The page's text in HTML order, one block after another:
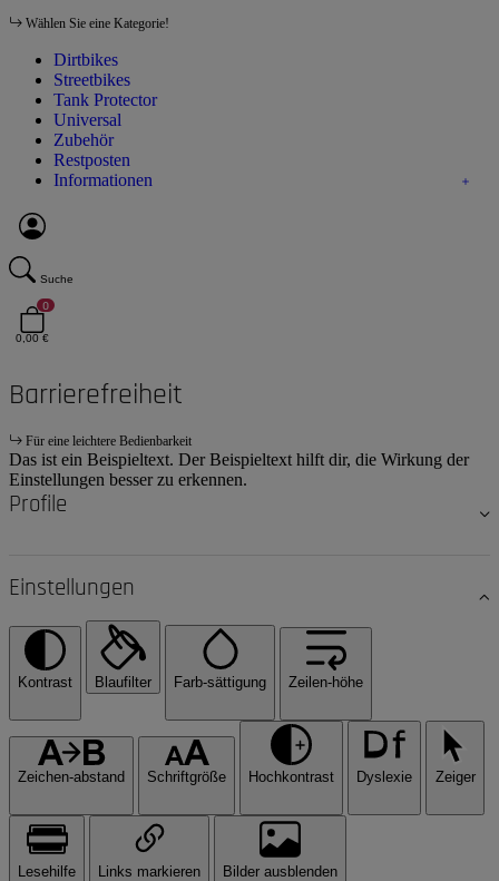
Wählen Sie eine Kategorie!
Dirtbikes
Streetbikes
Tank Protector
Universal
Zubehör
Restposten
Informationen
Suche
0
0,00 €
Barrierefreiheit
Für eine leichtere Bedienbarkeit
Das ist ein Beispieltext. Der Beispieltext hilft dir, die Wirkung der
Einstellungen besser zu erkennen.
Profile
Einstellungen
Kontrast Blaufilter Farb-sättigung Zeilen-höhe
Zeichen-abstand Schriftgröße Hochkontrast Dyslexie Zeiger
Lesehilfe Links markieren Bilder ausblenden